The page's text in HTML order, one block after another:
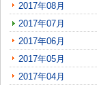
2017年08月
2017年07月
2017年06月
2017年05月
2017年04月